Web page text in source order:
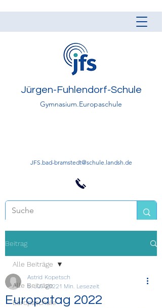
Jürgen-Fuhlendorf-Schule
Gymnasium.Europaschule
JFS.bad-bramstedt@schule.landsh.de
Beitrag
Alle Beiträge
Europaschule
Alle Beiträge
Europatag 2022
Astrid Kopetsch
5. Juli 20221 Min. Lesezeit